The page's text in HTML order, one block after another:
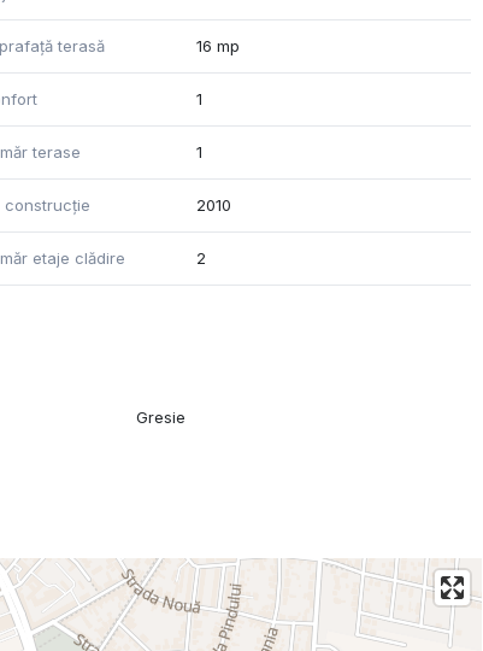
terasă 16 mp
1
terase 1
construcție 2010
etaje clădire 2
Gresie